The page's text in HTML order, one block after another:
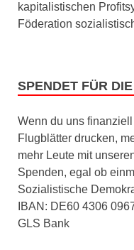
kapitalistischen
Föderation
SPENDET FÜR
Wenn du uns
Flugblätter drucken,
mehr Leute mit
Spenden, egal ob
Sozialistische
IBAN: DE60 4306
GLS Bank